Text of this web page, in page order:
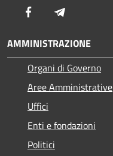
Facebook
AMMINISTRAZIONE
Organi di Governo
Aree Amministrative
Uffici
Enti e fondazioni
Politici